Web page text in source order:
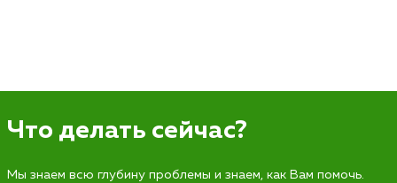
Что делать сейчас?
Мы знаем всю глубину проблемы и знаем, как Вам помочь.